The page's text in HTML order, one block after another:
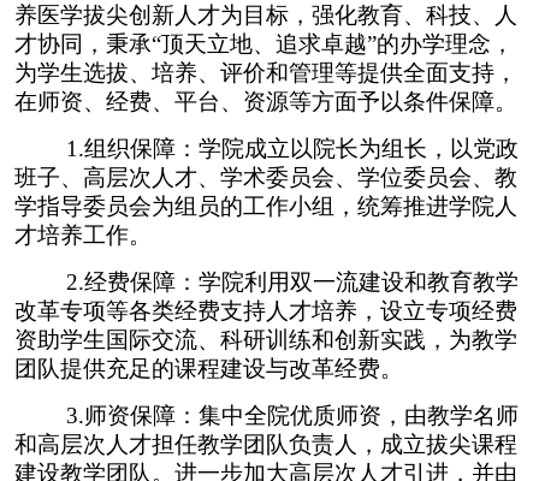
养医学拔尖创新人才为目标，强化教育、科技、人
才协同，秉承“顶天立地、追求卓越”的办学理念，
为学生选拔、培养、评价和管理等提供全面支持，
在师资、经费、平台、资源等方面予以条件保障。
1.组织保障：学院成立以院长为组长，以党政
班子、高层次人才、学术委员会、学位委员会、教
学指导委员会为组员的工作小组，统筹推进学院人
才培养工作。
2.经费保障：学院利用双一流建设和教育教学
改革专项等各类经费支持人才培养，设立专项经费
资助学生国际交流、科研训练和创新实践，为教学
团队提供充足的课程建设与改革经费。
3.师资保障：集中全院优质师资，由教学名师
和高层次人才担任教学团队负责人，成立拔尖课程
建设教学团队。进一步加大高层次人才引进，并由